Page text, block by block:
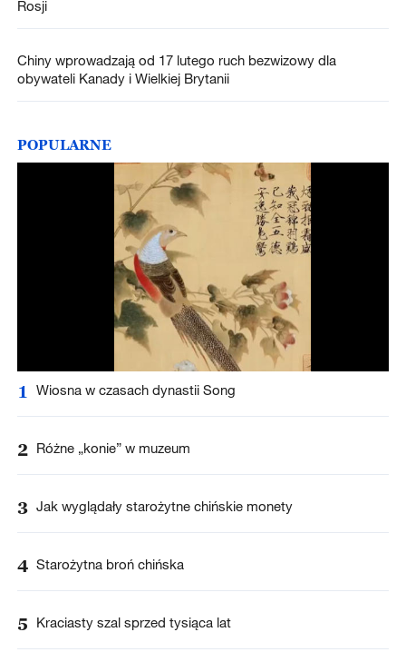
Rosji
Chiny wprowadzają od 17 lutego ruch bezwizowy dla
obywateli Kanady i Wielkiej Brytanii
POPULARNE
1 Wiosna w czasach dynastii Song
2 Różne „konie” w muzeum
3 Jak wyglądały starożytne chińskie monety
4 Starożytna broń chińska
5 Kraciasty szal sprzed tysiąca lat